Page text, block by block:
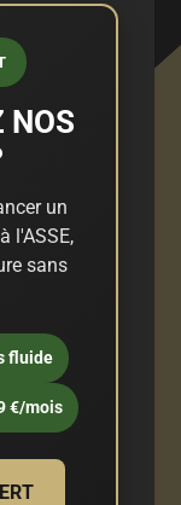
NOS
un
l'ASSE,
sans
fluide
€/mois